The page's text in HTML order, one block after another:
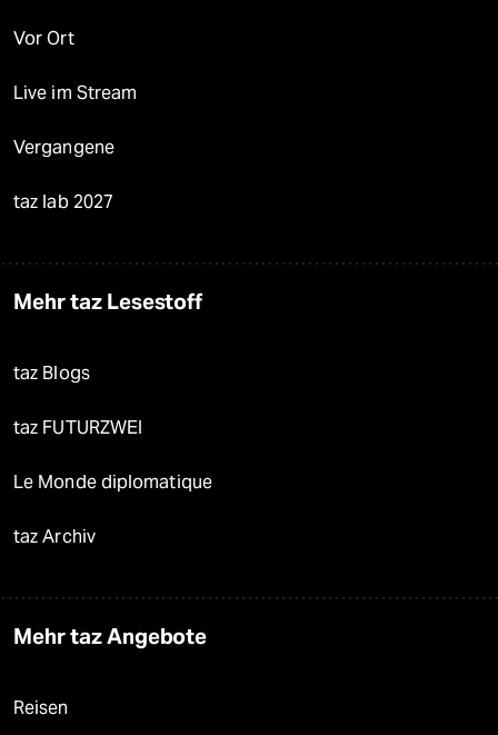
Vor Ort
Live im Stream
Vergangene
taz lab 2027
Mehr taz Lesestoff
taz Blogs
taz FUTURZWEI
Le Monde diplomatique
taz Archiv
Mehr taz Angebote
Reisen